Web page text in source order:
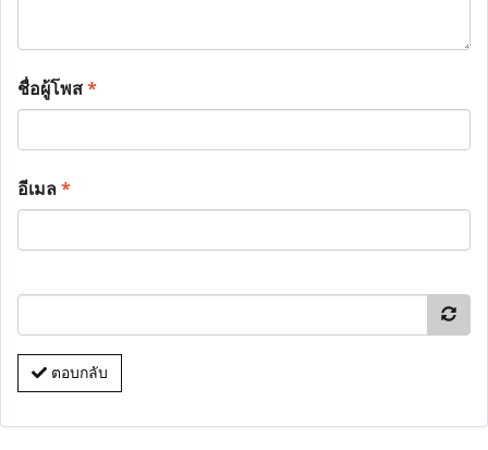
ชื่อผู้โพส*
อีเมล*
ตอบกลับ